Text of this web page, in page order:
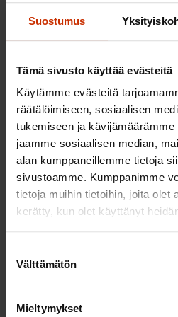
Suostumus
Tämä sivusto käyttää evästeitä
Käytämme evästeitä
räätälöimiseen, sosiaalisen
tukemiseen ja
jaamme sosiaalisen median,
alan kumppaneillemme tietoja
sivustoamme. Kumppanimme
tietoja muihin tietoihin, joita olet
kerätty, kun olet käyttänyt
valinta
Välttämätön
Mieltymykset
uhreille tehokkaat
– kun
– ja kun
alueiden tai toimivallan
rikkomukset on suorittanut
keskus on kyseessä olevassa
liiketoimintaa tällaisen
kattavammaksi
Monikansalliset yhtiöt